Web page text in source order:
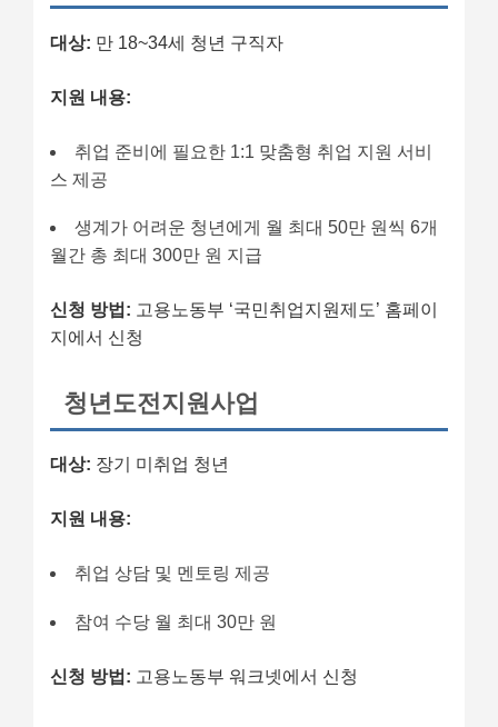
대상: 만 18~34세 청년 구직자
지원 내용:
취업 준비에 필요한 1:1 맞춤형 취업 지원 서비
스 제공
생계가 어려운 청년에게 월 최대 50만 원씩 6개
월간 총 최대 300만 원 지급
신청 방법: 고용노동부 ‘국민취업지원제도’ 홈페이
지에서 신청
청년도전지원사업
대상: 장기 미취업 청년
지원 내용:
취업 상담 및 멘토링 제공
참여 수당 월 최대 30만 원
신청 방법: 고용노동부 워크넷에서 신청